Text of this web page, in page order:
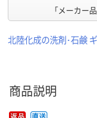
「メーカー
北陸化成の洗剤･石鹸
商品説明